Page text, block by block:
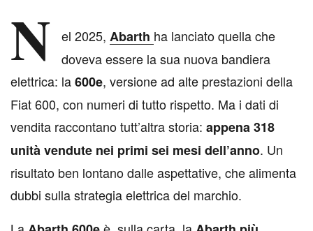
N el 2025, Abarth ha lanciato quella che
doveva essere la sua nuova bandiera
elettrica: la600e, versione ad alte prestazioni della
Fiat 600, con numeri di tutto rispetto. Ma i dati di
vendita raccontano tutt’altra storia: appena 318
unità vendute nei primi sei mesi dell’anno. Un
risultato ben lontano dalle aspettative, che alimenta
dubbi sulla strategia elettrica del marchio.